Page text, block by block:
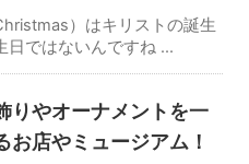
）はキリストの誕生
日ではないんですね ...
りやオーナメントを一
お店やミュージアム！